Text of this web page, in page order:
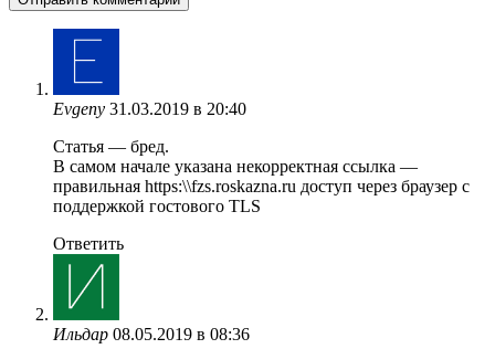
Evgeny 31.03.2019 в 20:40
Статья — бред.
В самом начале указана некорректная ссылка —
правильная https:\\fzs.roskazna.ru доступ через браузер с
поддержкой гостового TLS
Ответить
Ильдар 08.05.2019 в 08:36